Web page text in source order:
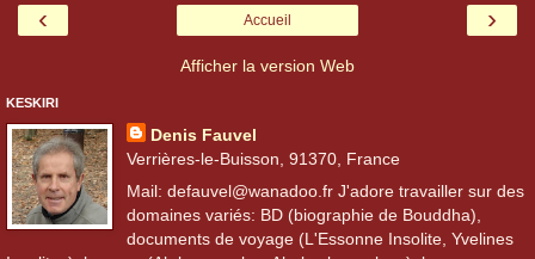
‹ ›
Accueil
Afficher la version Web
KESKIRI
Denis Fauvel
Verrières-le-Buisson, 91370, France
Mail: defauvel@wanadoo.fr J'adore travailler sur des
domaines variés: BD (biographie de Bouddha),
documents de voyage (L'Essonne Insolite, Yvelines